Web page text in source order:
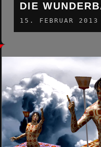
DIE
15. FEBRUAR 2013